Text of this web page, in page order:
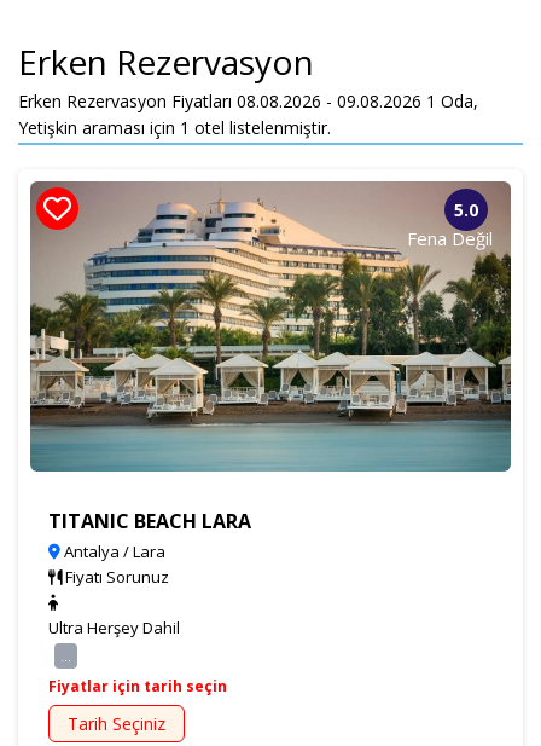
Sadece Müsait Oteller
Erken Rezervasyon
Erken Rezervasyon Fiyatları 08.08.2026 - 09.08.2026 1 Oda,
Yetişkin araması için 1 otel listelenmiştir.
5.0
Fena Değil
TITANIC BEACH LARA
Antalya / Lara
Fiyatı Sorunuz
Ultra Herşey Dahil
...
Fiyatlar için tarih seçin
Tarih Seçiniz